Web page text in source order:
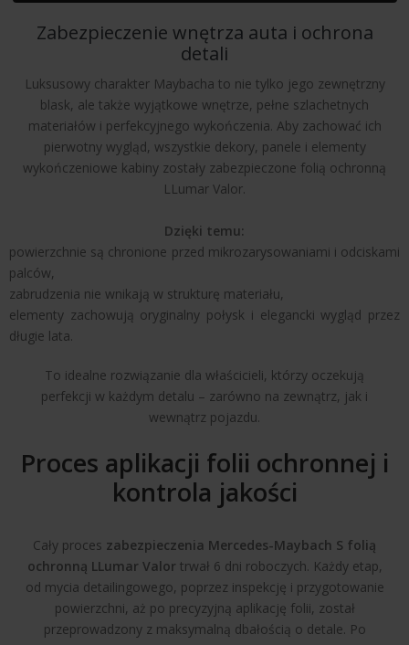
Zabezpieczenie wnętrza auta i ochrona
detali
Luksusowy charakter Maybacha to nie tylko jego zewnętrzny
blask, ale także wyjątkowe wnętrze, pełne szlachetnych
materiałów i perfekcyjnego wykończenia. Aby zachować ich
pierwotny wygląd, wszystkie dekory, panele i elementy
wykończeniowe kabiny zostały zabezpieczone folią ochronną
LLumar Valor.
Dzięki temu:
powierzchnie są chronione przed mikrozarysowaniami i odciskami
palców,
zabrudzenia nie wnikają w strukturę materiału,
elementy zachowują oryginalny połysk i elegancki wygląd przez
długie lata.
To idealne rozwiązanie dla właścicieli, którzy oczekują
perfekcji w każdym detalu – zarówno na zewnątrz, jak i
wewnątrz pojazdu.
Proces aplikacji folii ochronnej i
kontrola jakości
Cały proces zabezpieczenia Mercedes-Maybach S folią
ochronną LLumar Valor trwał 6 dni roboczych. Każdy etap,
od mycia detailingowego, poprzez inspekcję i przygotowanie
powierzchni, aż po precyzyjną aplikację folii, został
przeprowadzony z maksymalną dbałością o detale. Po